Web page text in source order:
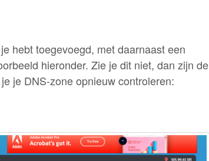
hebt toegevoegd, met daarnaast een
hieronder. Zie je dit niet, dan zijn de
je DNS-zone opnieuw controleren: